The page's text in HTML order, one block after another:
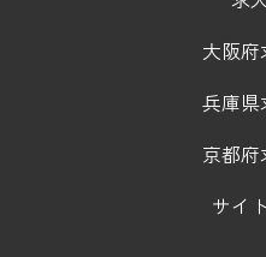
大阪
兵庫県
京都
サイ